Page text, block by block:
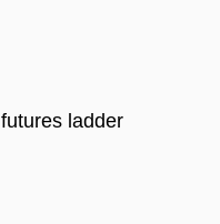
ladder